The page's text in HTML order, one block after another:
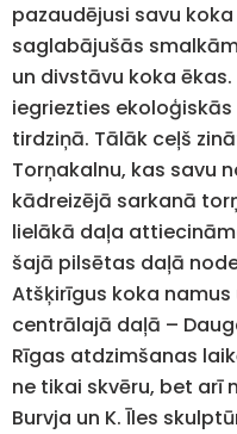
pazaudējusi savu
saglabājušās
un divstāvu koka
iegriezties
tirdziņā. Tālāk ceļš
Torņakalnu, kas savu
kādreizējā sarkanā
lielākā daļa
šajā pilsētas daļā
Atšķirīgus koka
centrālajā daļā –
Rīgas atdzimšanas
ne tikai skvēru, bet arī
Burvja un K. Īles